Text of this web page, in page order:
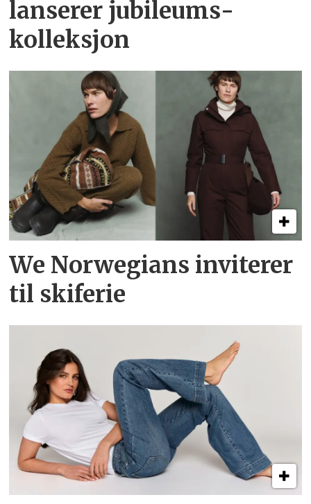
lanserer jubileums­
kolleksjon
We Norwegians inviterer
til skiferie